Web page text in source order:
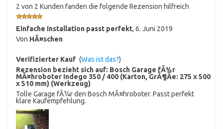
2 von 2 Kunden fanden die folgende Rezension hilfreich
Einfache Installation passt perfekt, 6. Juni 2019
Von HÃ¤schen
Verifizierter Kauf (Was ist das?)
Rezension bezieht sich auf: Bosch Garage fÃ¼r
MÃ¤hroboter Indego 350 / 400 (Karton, GrÃ¶Ãe: 275 x 500
x 510 mm) (Werkzeug)
Tolle Garage fÃ¼r den Bosch MÃ¤hroboter. Passt perfekt
klare Kaufempfehlung.